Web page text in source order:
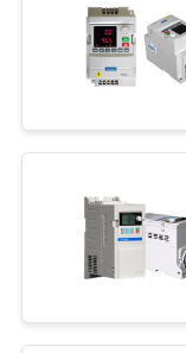
NAMI
POPROSIĆ
O